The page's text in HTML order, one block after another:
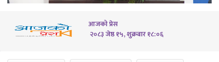
आजको प्रेस
२०८३ जेष्ठ १५, शुक्रबार १८:०६